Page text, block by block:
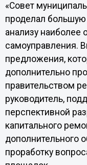
«Совет
проделал
анализу наиболее
самоуправления.
предложения,
дополнительно
правительством
руководитель,
перспективной
капитального
дополнительного
проработку